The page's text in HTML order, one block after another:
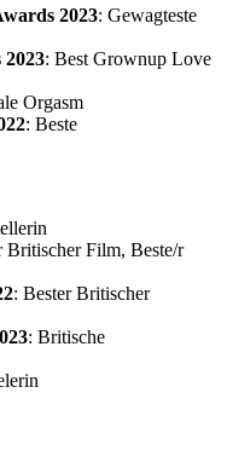
2023: Gewagteste
: Best Grownup Love
Orgasm
: Beste
Britischer Film, Beste/r
: Bester Britischer
: Britische